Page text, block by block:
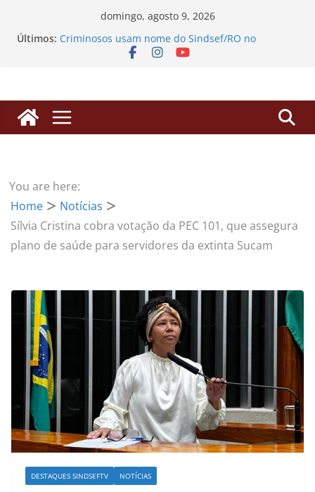
domingo, agosto 9, 2026
Últimos: Criminosos usam nome do Sindsef/RO no
WhatsApp para enganar filiados com falsos
aposentadorias de professores transpostos
EDITAL DE CONVOCAÇÃO – ASSEMBLEIA GERAL
EXTRAORDINÁRIA
SINDSEF/RO Convoca Servidores e Herdeiros para
Atualização sobre Ações Judiciais do Anuênio e
3,17% da FUNAI
You are here:
Home
Notícias
Sílvia Cristina cobra votação da PEC 101, que assegura
plano de saúde para servidores da extinta Sucam
DESTAQUES SINDSEFTV NOTÍCIAS